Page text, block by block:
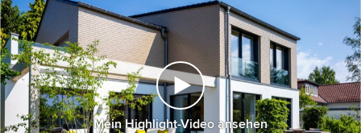
Mein Highlight-Video ansehen